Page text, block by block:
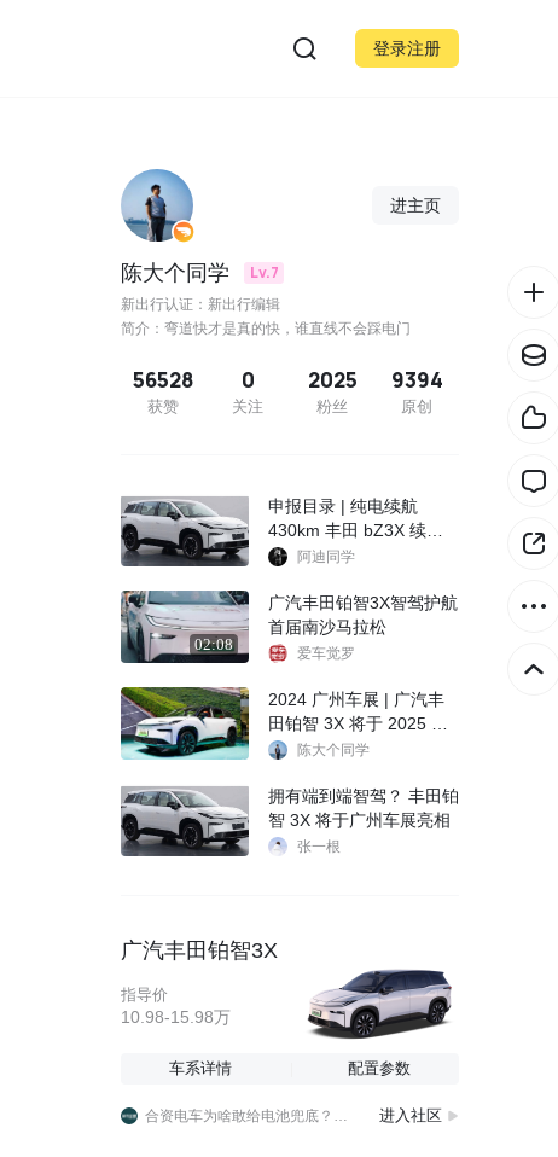
登录注册
进主页
陈大个同学 Lv.7
新出行认证：新出行编辑
简介：弯道快才是真的快，谁直线不会踩电门
56528
获赞
0
关注
2025
粉丝
9394
原创
申报目录 | 纯电续航
430km 丰田 bZ3X 续航
信息曝光
阿迪同学
02:08
广汽丰田铂智3X智驾护航
首届南沙马拉松
爱车觉罗
2024 广州车展 | 广汽丰
田铂智 3X 将于 2025 年
3 月上市
陈大个同学
拥有端到端智驾？ 丰田铂
智 3X 将于广州车展亮相
张一根
广汽丰田铂智3X
指导价
10.98-15.98万
车系详情 配置参数
进入社区